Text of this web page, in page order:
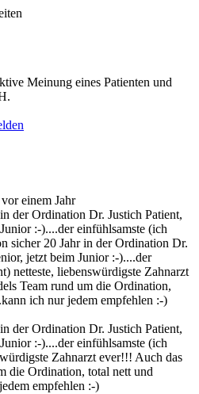
Meinung eines Patienten und
vor einem Jahr
der Ordination Dr. Justich Patient,
:-)....der einfühlsamste (ich
sicher 20 Jahr in der Ordination Dr.
jetzt beim Junior :-)....der
netteste, liebenswürdigste Zahnarzt
Team rund um die Ordination,
ich nur jedem empfehlen :-)
der Ordination Dr. Justich Patient,
:-)....der einfühlsamste (ich
Zahnarzt ever!!! Auch das
die Ordination, total nett und
empfehlen :-)